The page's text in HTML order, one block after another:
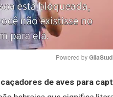
Mute
Powered by
de aves para